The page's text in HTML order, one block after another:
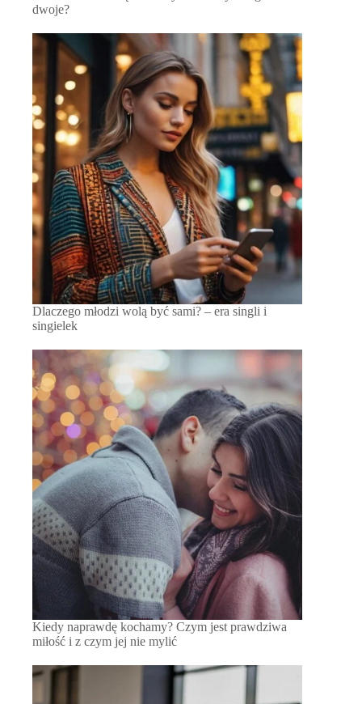
dwoje?
Dlaczego młodzi wolą być sami? – era singli i
singielek
Kiedy naprawdę kochamy? Czym jest prawdziwa
miłość i z czym jej nie mylić